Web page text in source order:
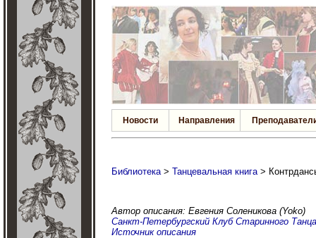
Новости Направления
Библиотека> Танцевальная книга>
Автор описания: Евгения Соленикова (Yoko)
Санкт-Петербургский Клуб Старинного Танца
Источник описания